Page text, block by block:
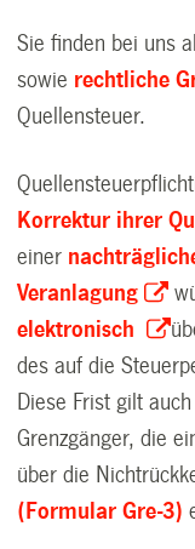
Sie finden bei uns
sowie rechtliche
Quellensteuer.
Korrektur ihrer
einer
Veranlagung
elektronisch
des auf die
Diese Frist gilt
Grenzgänger, die
über die
(Formular Gre-3)